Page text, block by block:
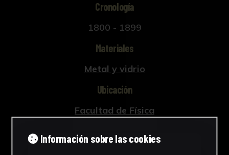
Cronología
1800 - 1899
Materiales
Metal y vidrio
Ubicación
Facultad de Física
Información sobre las cookies